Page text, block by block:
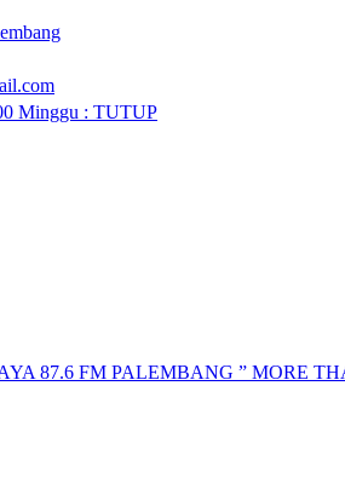
Minggu : TUTUP
87.6 FM PALEMBANG ” MORE